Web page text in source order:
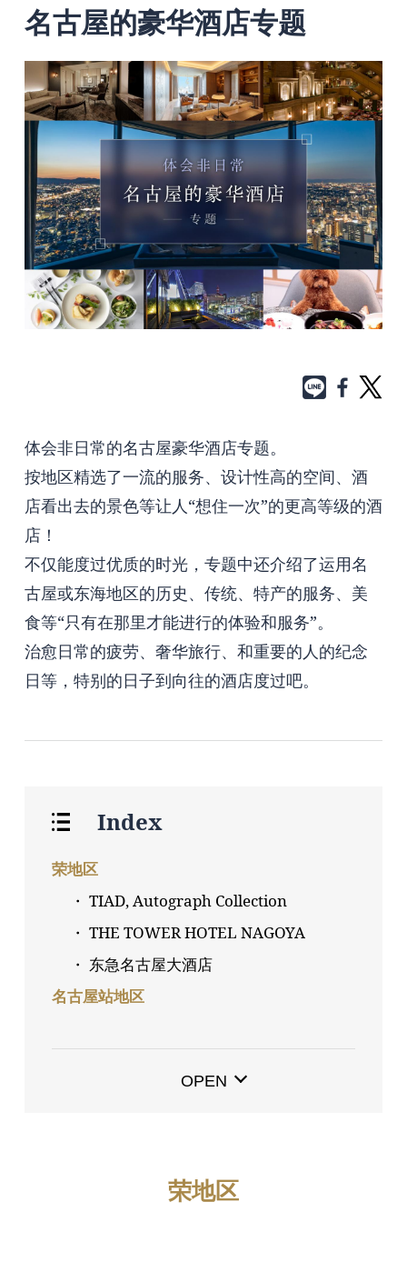
名古屋的豪华酒店专题
体会非日常的名古屋豪华酒店专题。
按地区精选了一流的服务、设计性高的空间、酒
店看出去的景色等让人“想住一次”的更高等级的酒
店！
不仅能度过优质的时光，专题中还介绍了运用名
古屋或东海地区的历史、传统、特产的服务、美
食等“只有在那里才能进行的体验和服务”。
治愈日常的疲劳、奢华旅行、和重要的人的纪念
日等，特别的日子到向往的酒店度过吧。
Index
荣地区
・ TIAD, Autograph Collection
・ THE TOWER HOTEL NAGOYA
・ 东急名古屋大酒店
名古屋站地区
・ 名古屋斯特令格酒店
・ 名古屋希尔顿酒店
OPEN
荣地区